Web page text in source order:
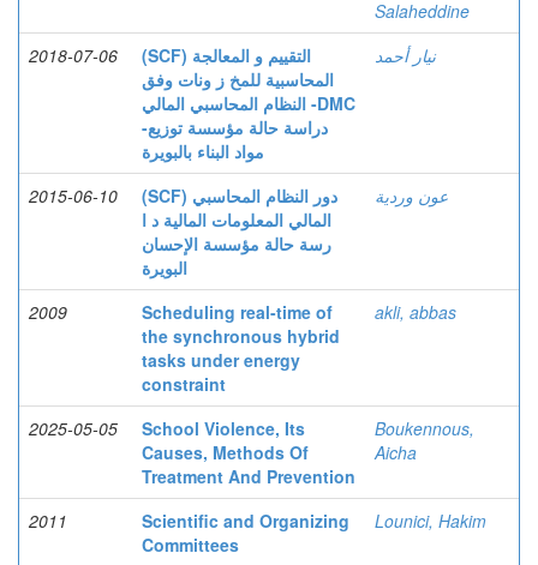
Salaheddine
2018-07-06
(SCF) التقييم و المعالجة
المحاسبية للمخ ز ونات وفق
النظام المحاسبي المالي -DMC
-دراسة حالة مؤسسة توزيع
مواد البناء بالبويرة
نيار أحمد
2015-06-10
(SCF) دور النظام المحاسبي
المالي المعلومات المالية د ا
رسة حالة مؤسسة الإحسان
البويرة
عون وردية
2009
Scheduling real-time of
the synchronous hybrid
tasks under energy
constraint
akli, abbas
2025-05-05
School Violence, Its
Causes, Methods Of
Treatment And Prevention
Boukennous,
Aicha
2011
Scientific and Organizing
Committees
Lounici, Hakim